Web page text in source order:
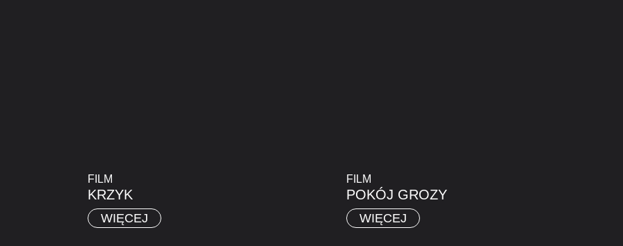
FILM
KRZYK
WIĘCEJ
FILM
POKÓJ GROZY
WIĘCEJ